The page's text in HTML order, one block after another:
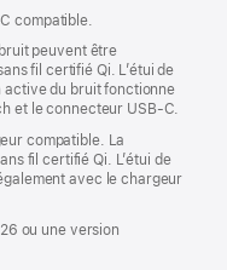
compatible.
peuvent être
fil certifié Qi. L’étui de
active du bruit fonctionne
et le connecteur USB-C.
compatible. La
fil certifié Qi. L’étui de
avec le chargeur
ou une version